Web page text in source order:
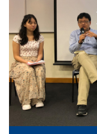
映
會
資